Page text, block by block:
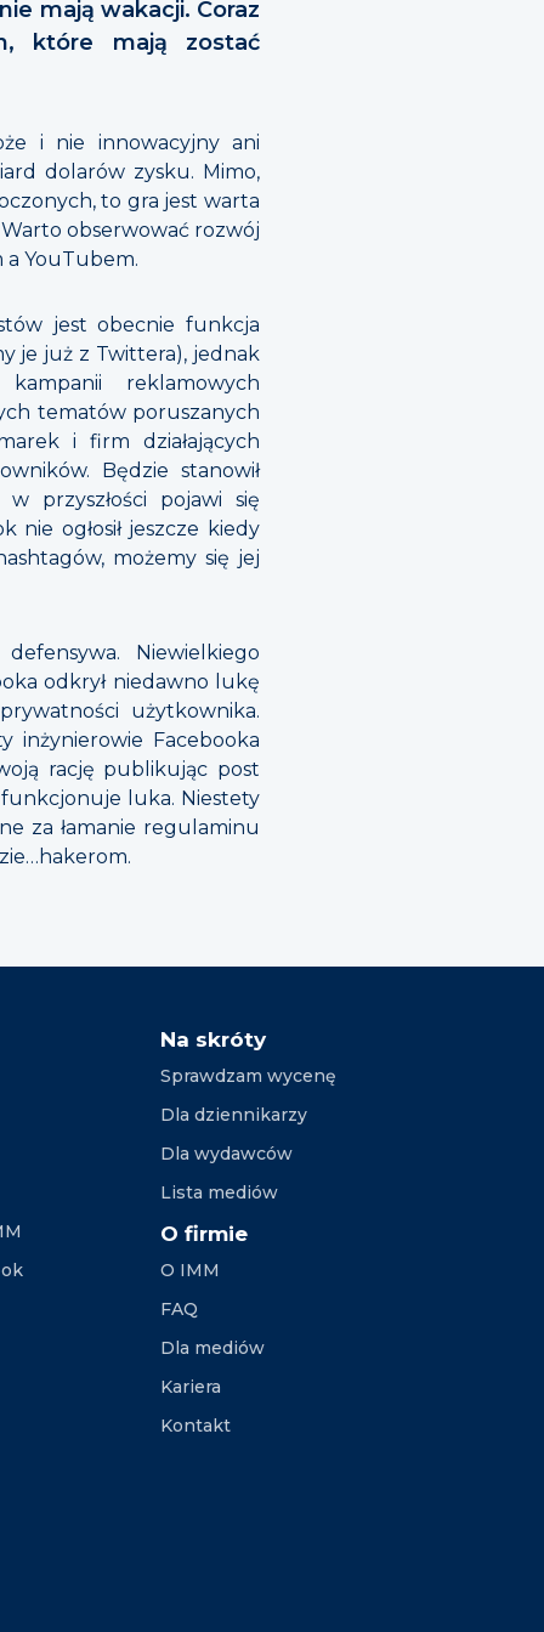
mają wakacji. Coraz
które mają zostać
i nie innowacyjny ani
dolarów zysku. Mimo,
to gra jest warta
obserwować rozwój
a YouTubem.
jest obecnie funkcja
je już z Twittera), jednak
reklamowych
tematów poruszanych
i firm działających
Będzie stanowił
przyszłości pojawi się
ogłosił jeszcze kiedy
możemy się jej
Niewielkiego
odkrył niedawno lukę
użytkownika.
inżynierowie Facebooka
rację publikując post
funkcjonuje luka. Niestety
za łamanie regulaminu
Na skróty
Sprawdzam wycenę
Dla dziennikarzy
Dla wydawców
Lista mediów
O firmie
O IMM
FAQ
Dla mediów
Kariera
Kontakt